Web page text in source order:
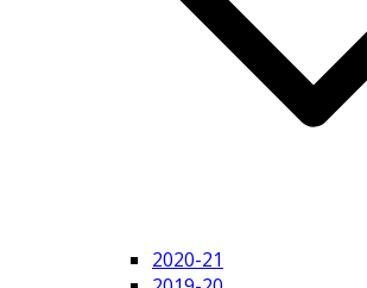
2020-21